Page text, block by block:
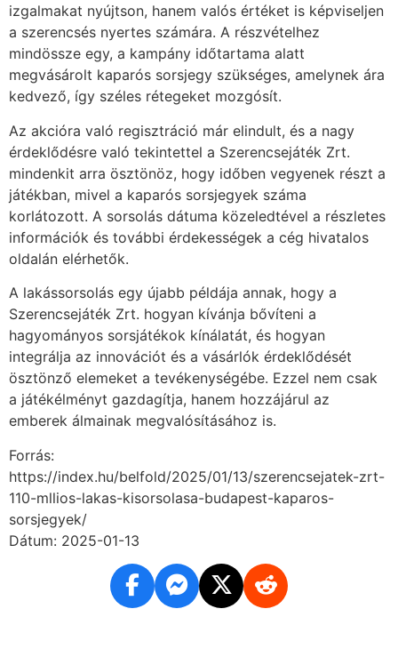
izgalmakat nyújtson, hanem valós értéket is képviseljen
a szerencsés nyertes számára. A részvételhez
mindössze egy, a kampány időtartama alatt
megvásárolt kaparós sorsjegy szükséges, amelynek ára
kedvező, így széles rétegeket mozgósít.
Az akcióra való regisztráció már elindult, és a nagy
érdeklődésre való tekintettel a Szerencsejáték Zrt.
mindenkit arra ösztönöz, hogy időben vegyenek részt a
játékban, mivel a kaparós sorsjegyek száma
korlátozott. A sorsolás dátuma közeledtével a részletes
információk és további érdekességek a cég hivatalos
oldalán elérhetők.
A lakássorsolás egy újabb példája annak, hogy a
Szerencsejáték Zrt. hogyan kívánja bővíteni a
hagyományos sorsjátékok kínálatát, és hogyan
integrálja az innovációt és a vásárlók érdeklődését
ösztönző elemeket a tevékenységébe. Ezzel nem csak
a játékélményt gazdagítja, hanem hozzájárul az
emberek álmainak megvalósításához is.
Forrás:
https://index.hu/belfold/2025/01/13/szerencsejatek-zrt-
110-mllios-lakas-kisorsolasa-budapest-kaparos-
sorsjegyek/
Dátum: 2025-01-13